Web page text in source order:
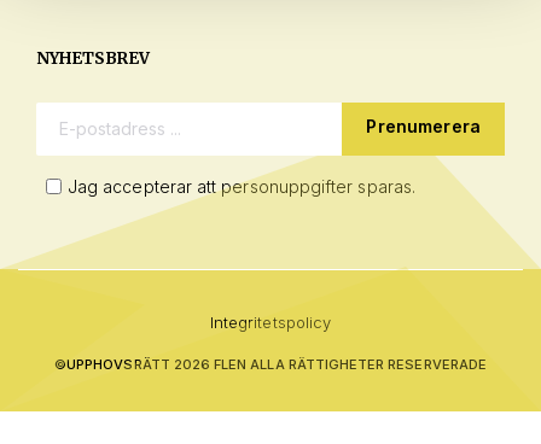
NYHETSBREV
E-postadress:
Jag accepterar att personuppgifter sparas.
Integritetspolicy
©UPPHOVSRÄTT 2026 FLEN ALLA RÄTTIGHETER RESERVERADE